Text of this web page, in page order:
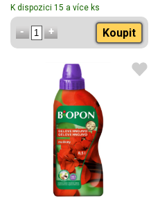
K dispozici 15 a více ks
Koupit